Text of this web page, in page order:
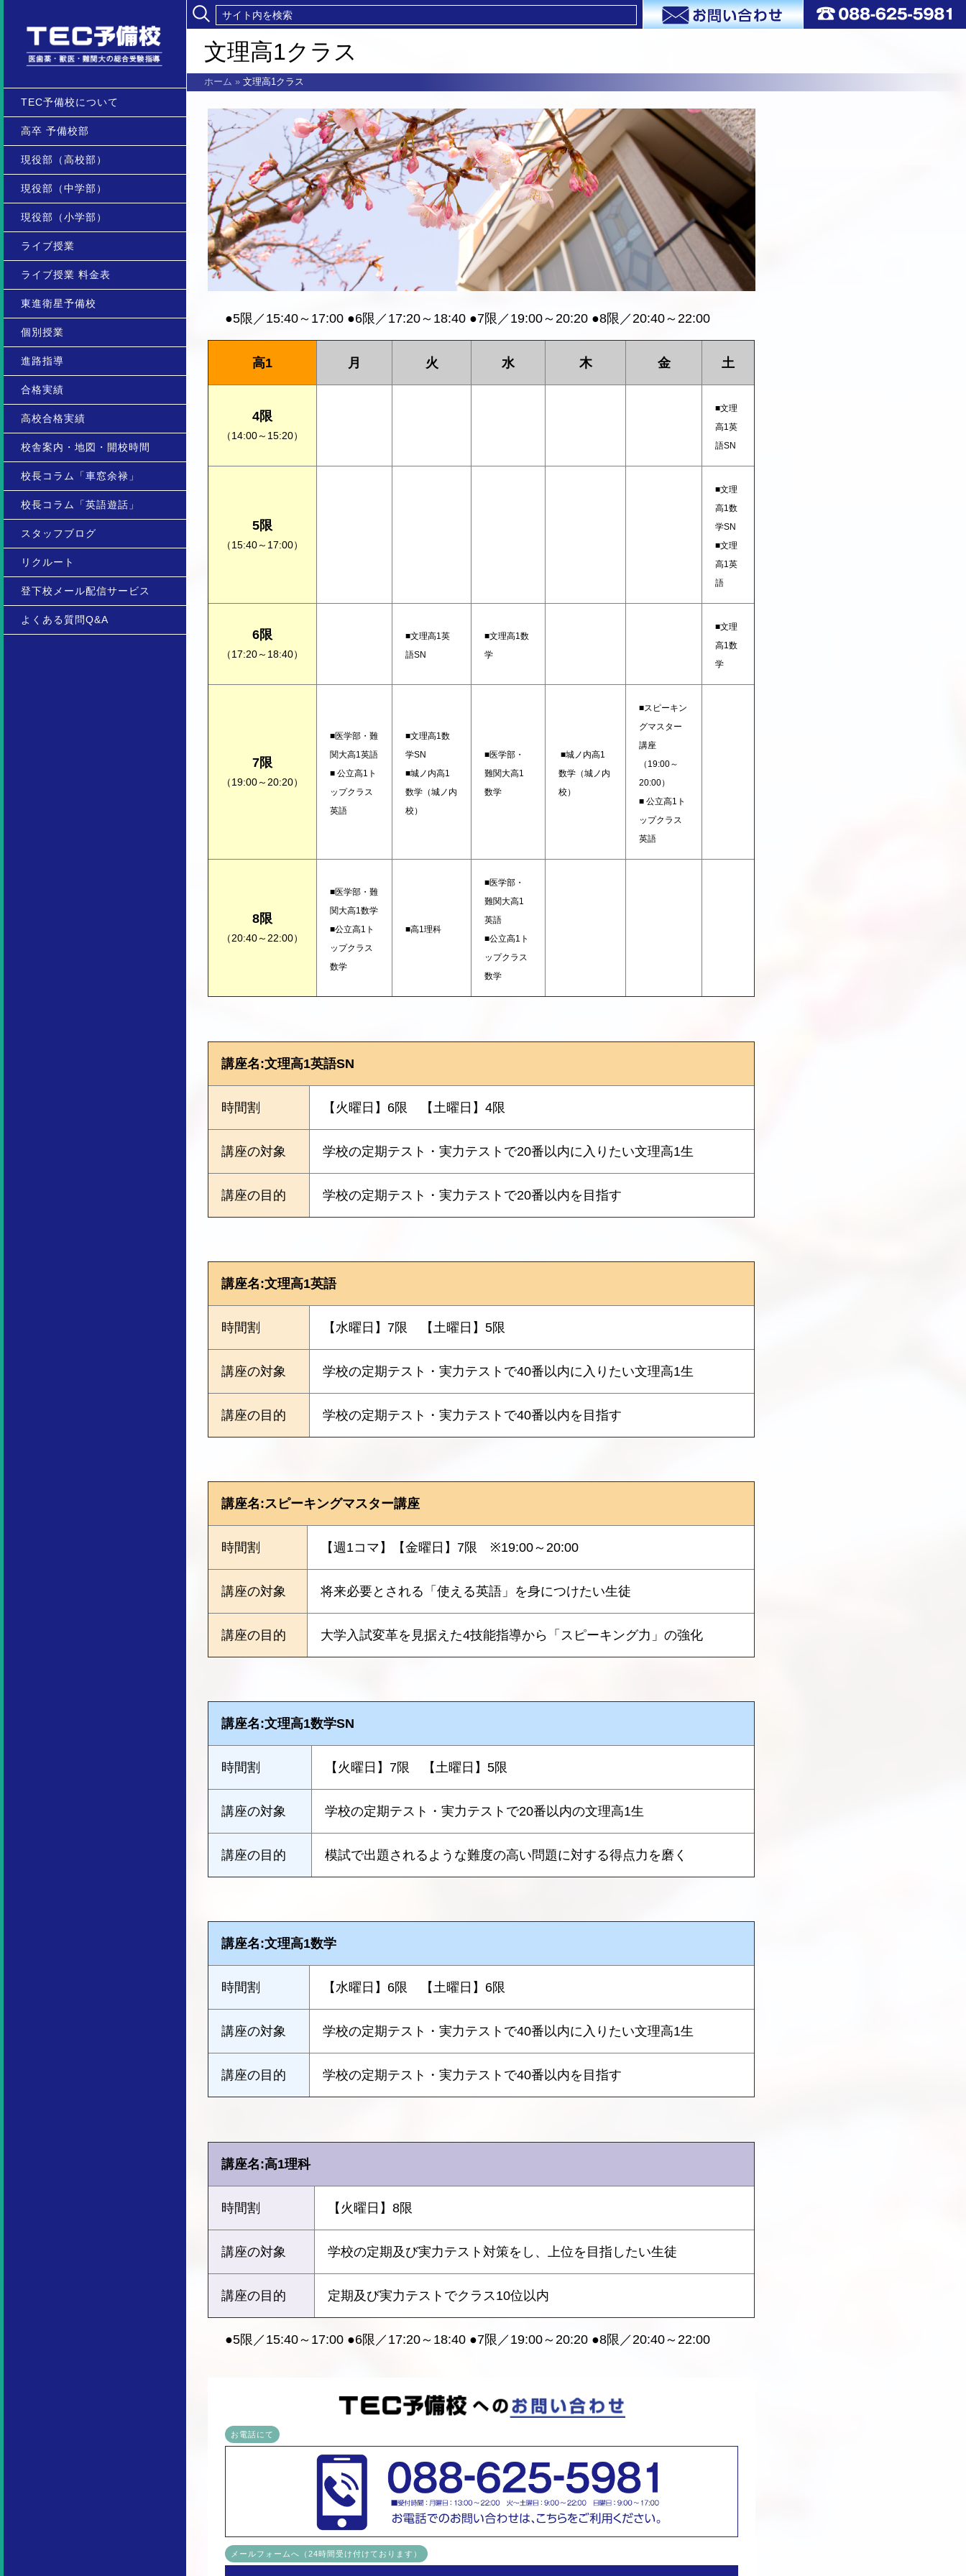
TEC予備校について
高卒 予備校部
現役部（高校部）
現役部（中学部）
現役部（小学部）
ライブ授業
ライブ授業 料金表
東進衛星予備校
個別授業
進路指導
合格実績
高校合格実績
校舎案内・地図・開校時間
校長コラム「車窓余禄」
校長コラム「英語遊話」
スタッフブログ
リクルート
登下校メール配信サービス
よくある質問Q&A
文理高1クラス
ホーム » 文理高1クラス
●5限／15:40～17:00 ●6限／17:20～18:40 ●7限／19:00～20:20 ●8限／20:40～22:00
高1 月 火 水 木 金 土
4限
（14:00～15:20）
■文理
高1英
語SN
5限
（15:40～17:00）
■文理
高1数
学SN
■文理
高1英
語
6限
（17:20～18:40）
■文理高1英
語SN
■文理高1数
学
■文理
高1数
学
7限
（19:00～20:20）
■医学部・難
関大高1英語
■公立高1ト
ップクラス
英語
■文理高1数
学SN
■城ノ内高1
数学（城ノ内
校）
■医学部・
難関大高1
数学
■城ノ内高1
数学（城ノ内
校）
■スピーキン
グマスター
講座
（19:00～
20:00）
■公立高1ト
ップクラス
英語
8限
（20:40～22:00）
■医学部・難
関大高1数学
■公立高1ト
ップクラス
数学
■高1理科
■医学部・
難関大高1
英語
■公立高1ト
ップクラス
数学
講座名:文理高1英語SN
時間割 【火曜日】6限 【土曜日】4限
講座の対象 学校の定期テスト・実力テストで20番以内に入りたい文理高1生
講座の目的 学校の定期テスト・実力テストで20番以内を目指す
講座名:文理高1英語
時間割 【水曜日】7限 【土曜日】5限
講座の対象 学校の定期テスト・実力テストで40番以内に入りたい文理高1生
講座の目的 学校の定期テスト・実力テストで40番以内を目指す
講座名:スピーキングマスター講座
時間割 【週1コマ】【金曜日】7限 ※19:00～20:00
講座の対象 将来必要とされる「使える英語」を身につけたい生徒
講座の目的 大学入試変革を見据えた4技能指導から「スピーキング力」の強化
講座名:文理高1数学SN
時間割 【火曜日】7限 【土曜日】5限
講座の対象 学校の定期テスト・実力テストで20番以内の文理高1生
講座の目的 模試で出題されるような難度の高い問題に対する得点力を磨く
講座名:文理高1数学
時間割 【水曜日】6限 【土曜日】6限
講座の対象 学校の定期テスト・実力テストで40番以内に入りたい文理高1生
講座の目的 学校の定期テスト・実力テストで40番以内を目指す
講座名:高1理科
時間割 【火曜日】8限
講座の対象 学校の定期及び実力テスト対策をし、上位を目指したい生徒
講座の目的 定期及び実力テストでクラス10位以内
●5限／15:40～17:00 ●6限／17:20～18:40 ●7限／19:00～20:20 ●8限／20:40～22:00
お電話にて
メールフォームへ（24時間受け付けております）